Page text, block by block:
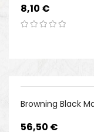
Preis
8,10 €
Browning Black
Preis
56,50 €